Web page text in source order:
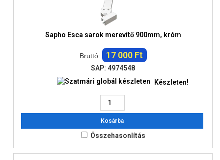
Sapho Esca sarok merevítő 900mm, króm
Bruttó: 17 000 Ft
SAP: 4974548
Készleten!
Kosárba
Összehasonlítás